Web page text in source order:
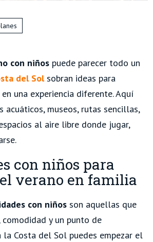
con niños puede parecer todo un
del Solsobran ideas para
una experiencia diferente. Aquí
acuáticos, museos, rutas sencillas,
al aire libre donde jugar,
con niños para
verano en familia
con niños son aquellas que
y un punto de
la Costa del Sol puedes empezar el